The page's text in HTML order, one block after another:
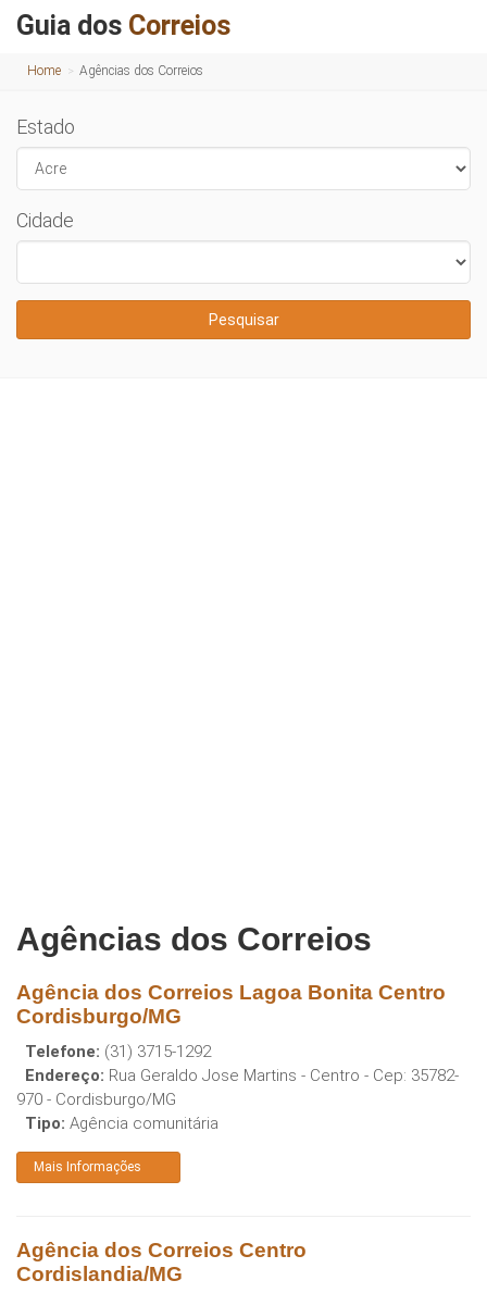
Guia dos Correios
Home Agências dos Correios
Estado
Cidade
Pesquisar
Agências dos Correios
Agência dos Correios Lagoa Bonita Centro
Cordisburgo/MG
Telefone: (31) 3715-1292
Endereço: Rua Geraldo Jose Martins - Centro - Cep: 35782-
970 - Cordisburgo/MG
Tipo: Agência comunitária
Mais Informações
Agência dos Correios Centro
Cordislandia/MG